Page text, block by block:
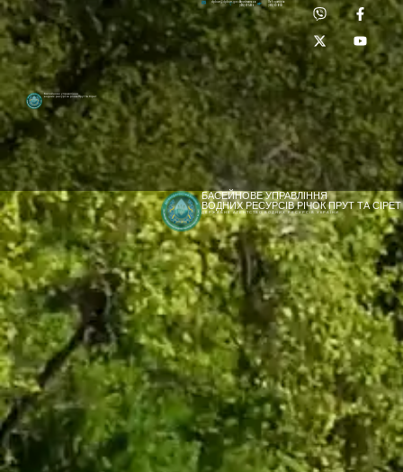
[newyear_garland]
Басейнове управління
водних ресурсів річок Прут та Сірет
Лабораторія:
(0372) 53-92-00
dpbuvr@dpbuvr.gov.uaПриймальня:
(0372) 51-14-56
БАСЕЙНОВЕ УПРАВЛІННЯ
ВОДНИХ РЕСУРСІВ РІЧОК ПРУТ ТА СІРЕТ
ДЕРЖАВНЕ АГЕНТСТВО ВОДНИХ РЕСУРСІВ УКРАЇНИ